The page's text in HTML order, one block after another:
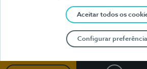
Aceitar todos os
Configurar